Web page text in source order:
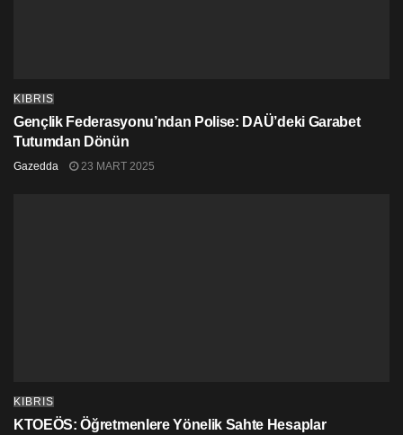
KIBRIS
Gençlik Federasyonu’ndan Polise: DAÜ’deki Garabet
Tutumdan Dönün
Gazedda 23 MART 2025
KIBRIS
KTOEÖS: Öğretmenlere Yönelik Sahte Hesaplar